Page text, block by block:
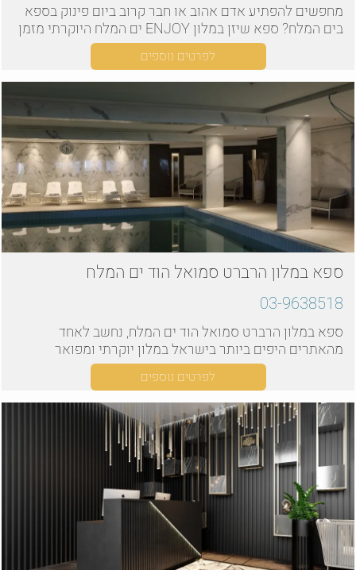
מחפשים להפתיע אדם אהוב או חבר קרוב ביום פינוק בספא
בים המלח? ספא שיזן במלון ENJOY ים המלח היוקרתי מזמן
אתכם להנות ממגון חבילות משתלמות
לפרטים נוספים
ספא במלון הרברט סמואל הוד ים המלח
03-9638518
ספא במלון הרברט סמואל הוד ים המלח, נחשב לאחד
מהאתרים היפים ביותר בישראל במלון יוקרתי ומפואר
לפרטים נוספים